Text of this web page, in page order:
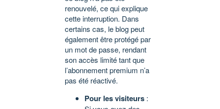
renouvelé, ce qui explique
cette interruption. Dans
certains cas, le blog peut
également être protégé par
un mot de passe, rendant
son accès limité tant que
l’abonnement premium n’a
pas été réactivé.
Pour les visiteurs :